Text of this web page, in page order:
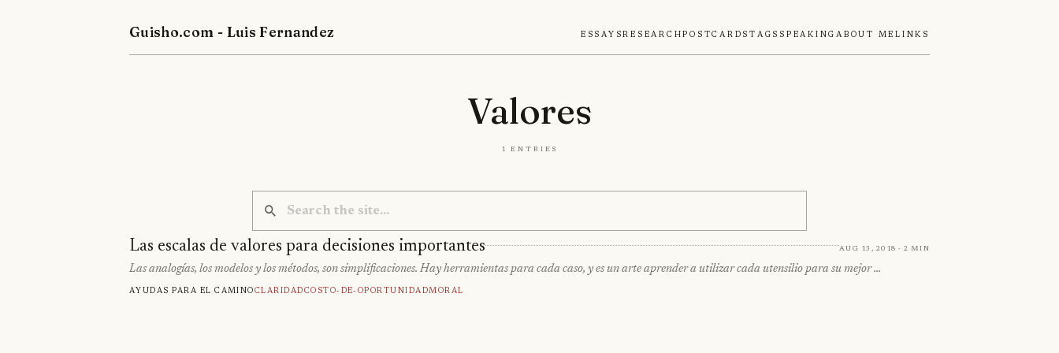
Guisho.com - Luis Fernandez EssaysResearchPostcardsTags SpeakingAbout MeLinks
Valores
1 entries
Las escalas de valores para decisiones importantes Aug 13, 2018 · 2 min
Las analogías, los modelos y los métodos, son simplificaciones. Hay herramientas para cada caso, y es un arte aprender a utilizar cada utensilio para su mejor …
Ayudas para el caminoClaridadCosto-De-OportunidadMoral